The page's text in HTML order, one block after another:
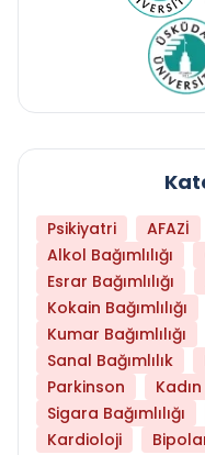
Psikiyatri AFAZİ
Alkol Bağımlılığı
Esrar Bağımlılığı
Kokain Bağımlılığı
Kumar Bağımlılığı
Sanal Bağımlılık
Parkinson
Sigara Bağımlılığı
Kardioloji